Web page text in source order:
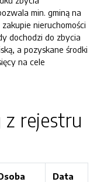
min. gminą na
nieruchomości
dochodzi do zbycia
a pozyskane środki
na cele
rejestru
Data